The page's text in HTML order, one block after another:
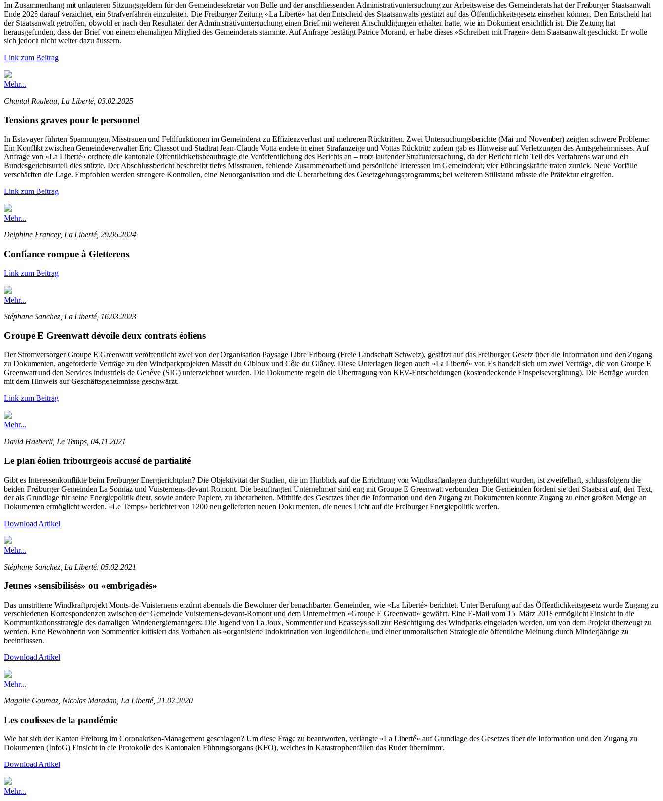
Im Zusammenhang mit unlauteren Sitzungsgeldern für den Gemeindesekretär von Bulle und der anschliessenden Administrativuntersuchung zur Arbeitsweise des Gemeinderats hat der Freiburger Staatsanwalt
Ende 2025 darauf verzichtet, ein Strafverfahren einzuleiten. Die Freiburger Zeitung «La Liberté» hat den Entscheid des Staatsanwalts gestützt auf das Öffentlichkeitsgesetz einsehen können. Den Entscheid hat
der Staatsanwalt getroffen, obwohl er nach den Resultaten der Administrativuntersuchung einen Brief mit weiteren Anschuldigungen erhalten hatte, wie im Dokument ersichtlich ist. Die Zeitung hat
herausgefunden, dass der Brief von einem ehemaligen Mitglied des Gemeinderats stammte. Auf Anfrage bestätigt Patrice Morand, er habe dieses «Schreiben mit Fragen» dem Staatsanwalt geschickt. Er wolle
sich jedoch nicht weiter dazu äussern.
Link zum Beitrag
Mehr...
Chantal Rouleau, La Liberté, 03.02.2025
Tensions graves pour le personnel
In Estavayer führten Spannungen, Misstrauen und Fehlfunktionen im Gemeinderat zu Effizienzverlust und mehreren Rücktritten. Zwei Untersuchungsberichte (Mai und November) zeigten schwere Probleme:
Ein Konflikt zwischen Gemeindeverwalter Eric Chassot und Stadtrat Jean-Claude Votta endete in einer Strafanzeige und Vottas Rücktritt; zudem gab es Hinweise auf Verletzungen des Amtsgeheimnisses. Auf
Anfrage von «La Liberté» ordnete die kantonale Öffentlichkeitsbeauftragte die Veröffentlichung des Berichts an – trotz laufender Strafuntersuchung, da der Bericht nicht Teil des Verfahrens war und ein
Bundesgerichtsurteil dies stützte. Der Abschlussbericht beschreibt tiefes Misstrauen, fehlende Zusammenarbeit und persönliche Interessen im Gemeinderat; vier Führungskräfte traten zurück. Neue Vorfälle
verschärften die Lage. Empfohlen werden strengere Kontrollen, eine Neuorganisation und die Überarbeitung des Gesetzgebungsprogramms; bei weiterem Stillstand müsste die Präfektur eingreifen.
Link zum Beitrag
Mehr...
Delphine Francey, La Liberté, 29.06.2024
Confiance rompue à Gletterens
Link zum Beitrag
Mehr...
Stéphane Sanchez, La Liberté, 16.03.2023
Groupe E Greenwatt dévoile deux contrats éoliens
Der Stromversorger Groupe E Greenwatt veröffentlicht zwei von der Organisation Paysage Libre Fribourg (Freie Landschaft Schweiz), gestützt auf das Freiburger Gesetz über die Information und den Zugang
zu Dokumenten, angeforderte Verträge zu den Windparkprojekten Massif du Gibloux und Côte du Glâney. Diese Unterlagen liegen auch «La Liberté» vor. Es handelt sich um zwei Verträge, die von Groupe E
Greenwatt und den Services industriels de Genève (SIG) unterzeichnet wurden. Die Dokumente regeln die Übertragung von KEV-Entscheidungen (kostendeckende Einspeisevergütung). Die Beträge wurden
mit dem Hinweis auf Geschäftsgeheimnisse geschwärzt.
Link zum Beitrag
Mehr...
David Haeberli, Le Temps, 04.11.2021
Le plan éolien fribourgeois accusé de partialité
Gibt es Interessenkonflikte beim Freiburger Energierichtplan? Die Objektivität der Studien, die im Hinblick auf die Errichtung von Windkraftanlagen durchgeführt wurden, ist zweifelhaft, schlussfolgern die
beiden Freiburger Gemeinden La Sonnaz und Vuisternens-devant-Romont. Die beauftragten Unternehmen sind eng mit Groupe E Greenwatt verbunden. Die Gemeinden fordern sie den Staatsrat auf, den Text,
der als Grundlage für seine Energiepolitik dient, sowie andere Papiere, zu überarbeiten. Mithilfe des Gesetzes über die Information und den Zugang zu Dokumenten konnte Zugang zu einer großen Menge an
Dokumenten ermöglicht werden. «Le Temps» berichtet von 1200 neu gelieferten neuen Dokumenten, die neues Licht auf die Freiburger Energiepolitik werfen.
Download Artikel
Mehr...
Stéphane Sanchez, La Liberté, 05.02.2021
Jeunes «sensibilisés» ou «embrigadés»
Das umstrittene Windkraftprojekt Monts-de-Vuisternens erzürnt abermals die Bewohner der benachbarten Gemeinden, wie «La Liberté» berichtet. Unter Berufung auf das Öffentlichkeitsgesetz wurde Zugang zu
verschiedenen Korrespondenzen zwischen der Gemeinde Vuisternens-devant-Romont und dem Unternehmen «Groupe E Greenwatt» gewährt. Eine E-Mail vom 15. März 2018 ermöglicht Einsicht in die
Kommunikationsstrategie des damaligen Windenergiemanagers: Die Jugend von La Joux, Sommentier und Ecasseys soll zur Besichtigung des Windparks eingeladen werden, um von dem Projekt überzeugt zu
werden. Eine Bewohnerin von Sommentier kritisiert das Vorhaben als «organisierte Indoktrination von Jugendlichen» und einer unmoralischen Strategie die öffentliche Meinung durch Minderjährige zu
beeinflussen.
Download Artikel
Mehr...
Magalie Goumaz, Nicolas Maradan, La Liberté, 21.07.2020
Les coulisses de la pandémie
Wie hat sich der Kanton Freiburg im Coronakrisen-Management geschlagen? Um diese Frage zu beantworten, verlangte «La Liberté» auf Grundlage des Gesetzes über die Information und den Zugang zu
Dokumenten (InfoG) Einsicht in die Protokolle des Kantonalen Führungsorgans (KFO), welches in Katastrophenfällen das Ruder übernimmt.
Download Artikel
Mehr...